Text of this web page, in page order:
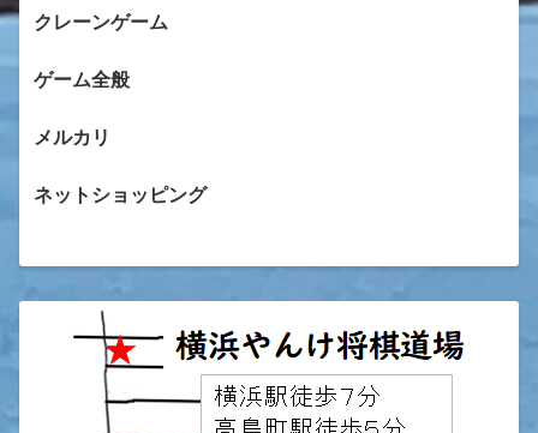
クレーンゲーム
ゲーム全般
メルカリ
ネットショッピング